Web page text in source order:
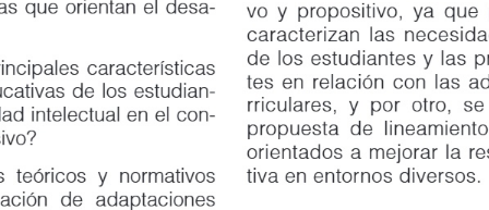
orientan el desa
-
características
de los estudian
-
en el con
-
y normativos
de adaptaciones
vo y propositivo, ya que por
caracterizan las necesidades
de los estudiantes y las
tes en relación con las
rriculares, y por otro, se
propuesta de lineamientos
orientados a mejorar la
tiva en entornos diversos.